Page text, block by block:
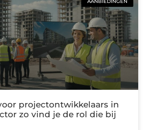
projectontwikkelaars in
zo vind je de rol die bij